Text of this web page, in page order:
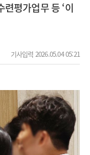
평가업무 등 ‘이
기사입력 2026.05.04 05:21